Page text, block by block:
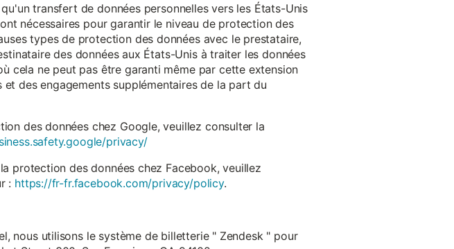
transfert de données personnelles vers les États-Unis
nécessaires pour garantir le niveau de protection des
types de protection des données avec le prestataire,
des données aux États-Unis à traiter les données
cela ne peut pas être garanti même par cette extension
des engagements supplémentaires de la part du
des données chez Google, veuillez consulter la
privacy/
protection des données chez Facebook, veuillez
: https://fr-fr.facebook.com/privacy/policy.
nous utilisons le système de billetterie " Zendesk " pour